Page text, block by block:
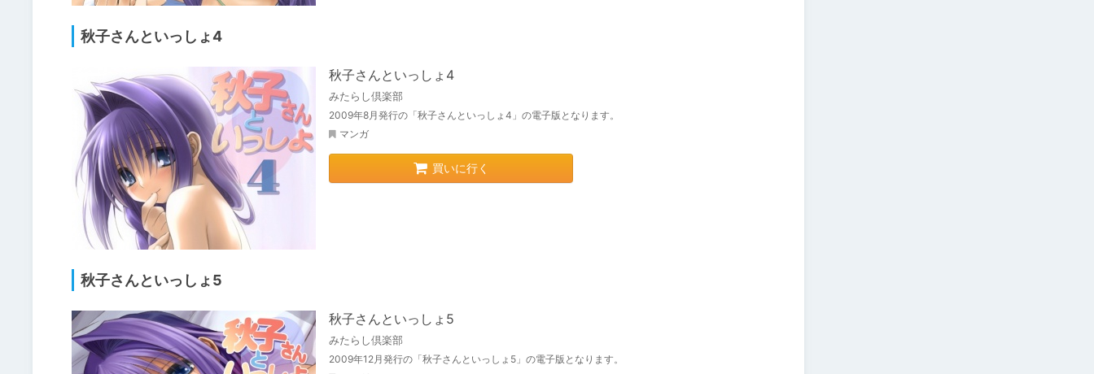
秋子さんといっしょ4
秋子さんといっしょ4
みたらし倶楽部
2009年8月発行の「秋子さんといっしょ4」の電子版となります。
マンガ
買いに行く
秋子さんといっしょ5
秋子さんといっしょ5
みたらし倶楽部
2009年12月発行の「秋子さんといっしょ5」の電子版となります。